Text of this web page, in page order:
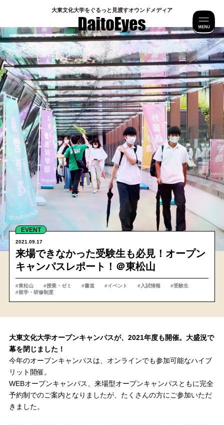
⼤東⽂化⼤学をぐるっと⾒渡すオウンドメディア
EVENT
2021.09.17
来場できなかった受験生も必見！オープン
キャンパスレポート！＠東松山
#東松山 #授業・ゼミ #書道 #イベント #入試情報
#受験生
#留学・研修制度
大東文化大学オープンキャンパスが、2021年度も開催。大盛況で
幕を閉じました！
今年のオープンキャンパスは、オンラインでも参加可能なハイブ
リット開催。
WEBオープンキャンパス、来場型オープンキャンパスともに完全
予約制でのご案内となりましたが、たくさんの方にご参加いただ
きました。